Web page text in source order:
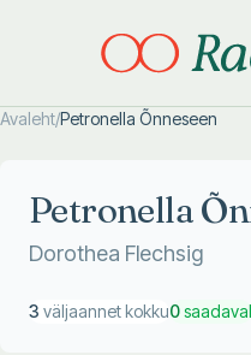
Avaleht/Petronella Õnneseen
Petronella
Dorothea Flechsig
3 väljaannet kokku0saadaval